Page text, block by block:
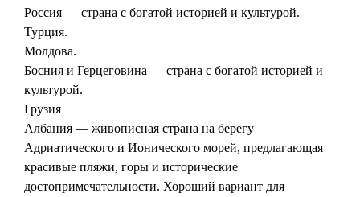
Россия — страна с богатой историей и культурой.
Турция.
Молдова.
Босния и Герцеговина — страна с богатой историей и
культурой.
Грузия
Албания — живописная страна на берегу
Адриатического и Ионического морей, предлагающая
красивые пляжи, горы и исторические
достопримечательности. Хороший вариант для